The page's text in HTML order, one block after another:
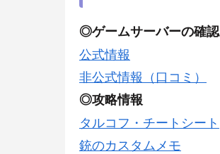
◎ゲームサーバーの確認
公式情報
非公式情報（口コミ）
◎攻略情報
タルコフ・チートシート
銃のカスタムメモ